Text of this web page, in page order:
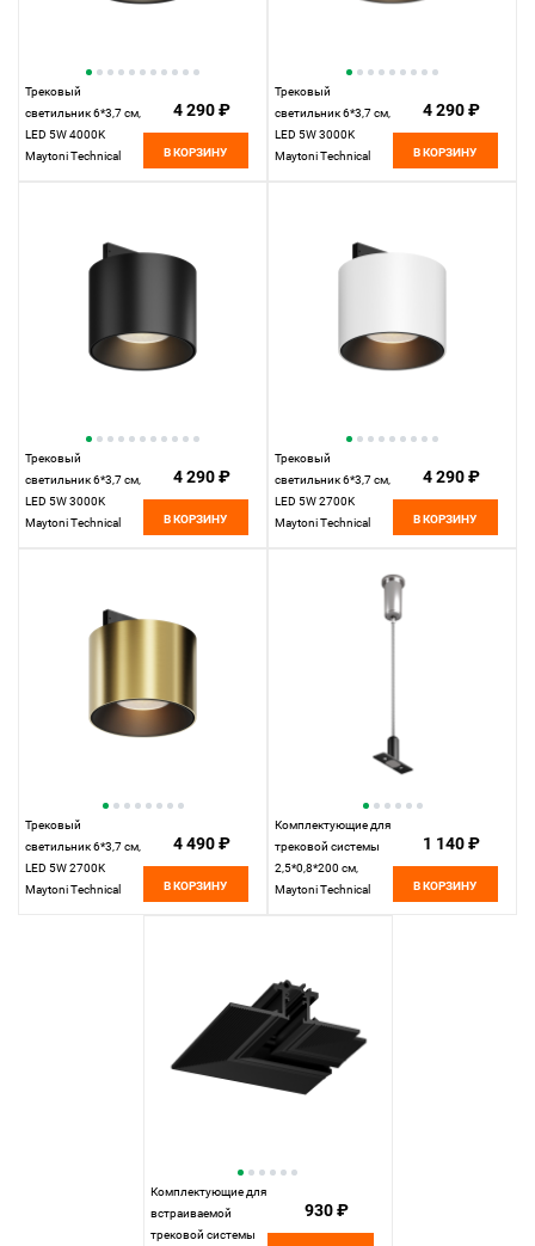
Трековый
светильник 6*3,7 см,
LED 5W 4000K
Maytoni Technical
4 290 ₽
В КОРЗИНУ
Трековый
светильник 6*3,7 см,
LED 5W 3000K
Maytoni Technical
4 290 ₽
В КОРЗИНУ
Трековый
светильник 6*3,7 см,
LED 5W 3000K
Maytoni Technical
4 290 ₽
В КОРЗИНУ
Трековый
светильник 6*3,7 см,
LED 5W 2700K
Maytoni Technical
4 290 ₽
В КОРЗИНУ
Трековый
светильник 6*3,7 см,
LED 5W 2700K
Maytoni Technical
4 490 ₽
В КОРЗИНУ
Комплектующие для
трековой системы
2,5*0,8*200 см,
Maytoni Technical
1 140 ₽
В КОРЗИНУ
Комплектующие для
встраиваемой
трековой системы
930 ₽